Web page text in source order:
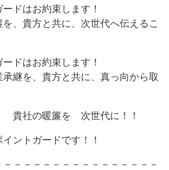
お約束します！
方と共に、次世代へ伝えるこ
お約束します！
、貴方と共に、真っ向から取
の暖簾を 次世代に！！
ガードです！！
－－－－－－－－－－－－－－－